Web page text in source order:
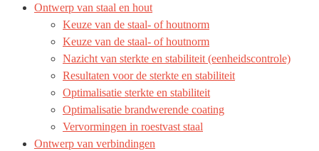
Ontwerp van staal en hout
Keuze van de staal- of houtnorm
Keuze van de staal- of houtnorm
Nazicht van sterkte en stabiliteit (eenheidscontrole)
Resultaten voor de sterkte en stabiliteit
Optimalisatie sterkte en stabiliteit
Optimalisatie brandwerende coating
Vervormingen in roestvast staal
Ontwerp van verbindingen